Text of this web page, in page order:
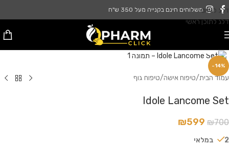
דלג לניווט
דלג לתוכן ראשי
משלוחים חינם בקנייה מעל 350 ש"ח
-14%
עמוד הבית/טיפוח אישה/טיפוח גוף
Idole Lancome Set
₪700
₪599
2 במלאי